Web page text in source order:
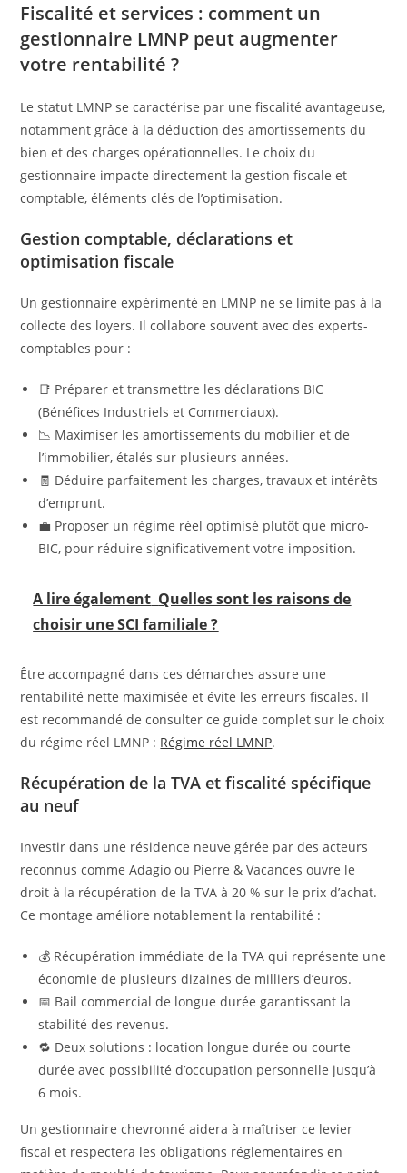
Fiscalité et services : comment un
gestionnaire LMNP peut augmenter
votre rentabilité ?
Le statut LMNP se caractérise par une fiscalité avantageuse,
notamment grâce à la déduction des amortissements du
bien et des charges opérationnelles. Le choix du
gestionnaire impacte directement la gestion fiscale et
comptable, éléments clés de l’optimisation.
Gestion comptable, déclarations et
optimisation fiscale
Un gestionnaire expérimenté en LMNP ne se limite pas à la
collecte des loyers. Il collabore souvent avec des experts-
comptables pour :
📑 Préparer et transmettre les déclarations BIC
(Bénéfices Industriels et Commerciaux).
📉 Maximiser les amortissements du mobilier et de
l’immobilier, étalés sur plusieurs années.
🧾 Déduire parfaitement les charges, travaux et intérêts
d’emprunt.
💼 Proposer un régime réel optimisé plutôt que micro-
BIC, pour réduire significativement votre imposition.
A lire également Quelles sont les raisons de
choisir une SCI familiale ?
Être accompagné dans ces démarches assure une
rentabilité nette maximisée et évite les erreurs fiscales. Il
est recommandé de consulter ce guide complet sur le choix
du régime réel LMNP : Régime réel LMNP.
Récupération de la TVA et fiscalité spécifique
au neuf
Investir dans une résidence neuve gérée par des acteurs
reconnus comme Adagio ou Pierre & Vacances ouvre le
droit à la récupération de la TVA à 20 % sur le prix d’achat.
Ce montage améliore notablement la rentabilité :
💰 Récupération immédiate de la TVA qui représente une
économie de plusieurs dizaines de milliers d’euros.
📅 Bail commercial de longue durée garantissant la
stabilité des revenus.
🔁 Deux solutions : location longue durée ou courte
durée avec possibilité d’occupation personnelle jusqu’à
6 mois.
Un gestionnaire chevronné aidera à maîtriser ce levier
fiscal et respectera les obligations réglementaires en